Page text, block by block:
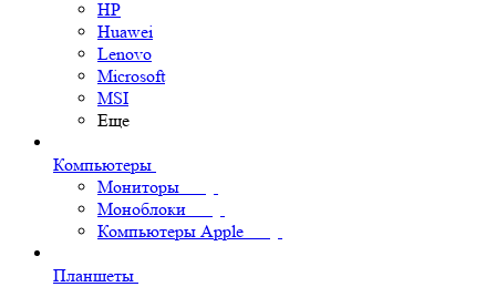
HP
Huawei
Lenovo
Microsoft
MSI
Еще
Компьютеры
Мониторы
Моноблоки
Компьютеры Apple
Планшеты